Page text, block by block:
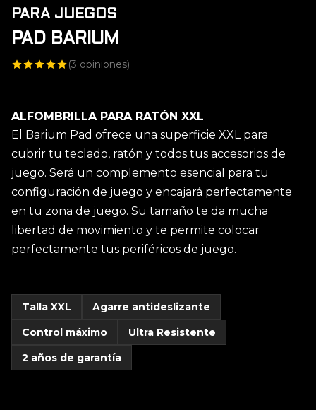
PARA JUEGOS
PAD BARIUM
(3 opiniones)
ALFOMBRILLA PARA RATÓN XXL
El Barium Pad ofrece una superficie XXL para
cubrir tu teclado, ratón y todos tus accesorios de
juego. Será un complemento esencial para tu
configuración de juego y encajará perfectamente
en tu zona de juego. Su tamaño te da mucha
libertad de movimiento y te permite colocar
perfectamente tus periféricos de juego.
Talla XXL
Agarre antideslizante
Control máximo
Ultra Resistente
2 años de garantía